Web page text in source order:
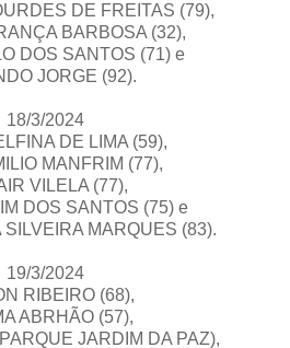
DE FREITAS (79),
BARBOSA (32),
DOS SANTOS (71) e
JORGE (92).
18/3/2024
DE LIMA (59),
MANFRIM (77),
VILELA (77),
DOS SANTOS (75) e
SILVEIRA MARQUES (83).
19/3/2024
RIBEIRO (68),
ABRHÃO (57),
JARDIM DA PAZ),